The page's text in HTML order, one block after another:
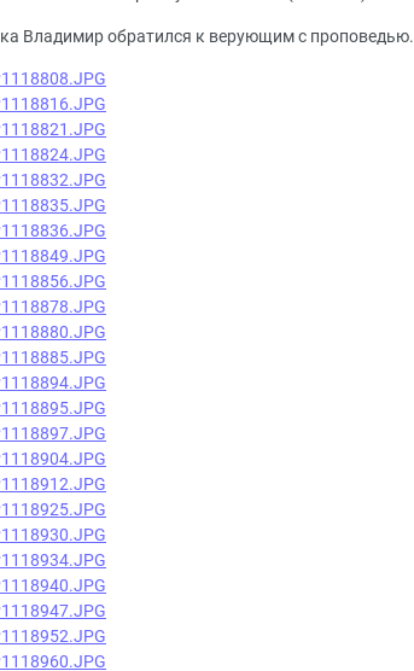
Владимир обратился к верующим с проповедью.